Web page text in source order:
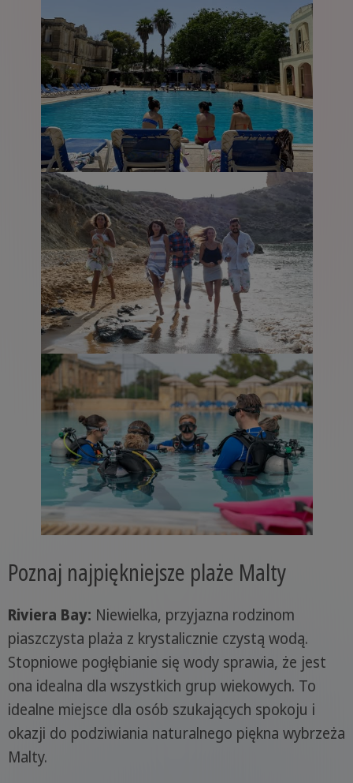
Poznaj najpiękniejsze plaże Malty
Riviera Bay: Niewielka, przyjazna rodzinom
piaszczysta plaża z krystalicznie czystą wodą.
Stopniowe pogłębianie się wody sprawia, że jest
ona idealna dla wszystkich grup wiekowych. To
idealne miejsce dla osób szukających spokoju i
okazji do podziwiania naturalnego piękna wybrzeża
Malty.